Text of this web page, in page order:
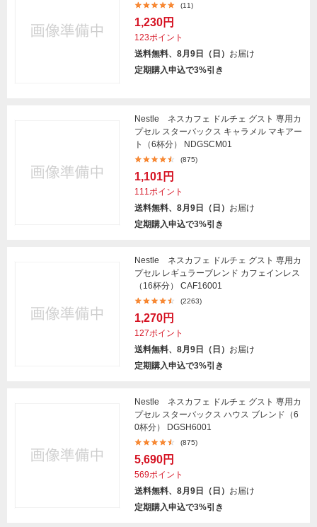
(11)
1,230円
123ポイント
送料無料、8月9日（日） お届け
定期購入申込で3%引き
Nestle ネスカフェ ドルチェ グスト 専用カ
プセル スターバックス キャラメル マキアー
ト（6杯分） NDGSCM01
(875)
1,101円
111ポイント
送料無料、8月9日（日） お届け
定期購入申込で3%引き
Nestle ネスカフェ ドルチェ グスト 専用カ
プセル レギュラーブレンド カフェインレス
（16杯分） CAF16001
(2263)
1,270円
127ポイント
送料無料、8月9日（日） お届け
定期購入申込で3%引き
Nestle ネスカフェ ドルチェ グスト 専用カ
プセル スターバックス ハウス ブレンド（6
0杯分） DGSH6001
(875)
5,690円
569ポイント
送料無料、8月9日（日） お届け
定期購入申込で3%引き